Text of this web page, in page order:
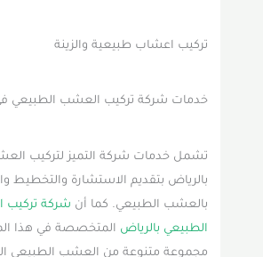
تركيب اعشاب طبيعية والزينة
خدمات شركة تركيب العشب الطبيعي
تشمل خدمات شركة التميز لتركيب
بالرياض بتقديم الاستشارة والتخطيط
بالعشب الطبيعي. كما أن شركة تركيب
الطبيعي بالرياض المتخصصة في هذا
مجموعة متنوعة من العشب الطبيعي